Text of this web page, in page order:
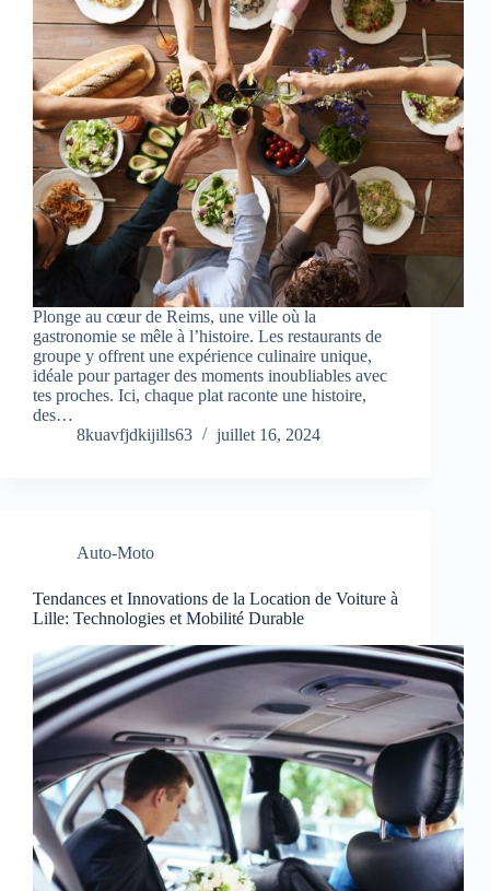
Plonge au cœur de Reims, une ville où la
gastronomie se mêle à l’histoire. Les restaurants de
groupe y offrent une expérience culinaire unique,
idéale pour partager des moments inoubliables avec
tes proches. Ici, chaque plat raconte une histoire,
des…
8kuavfjdkijills63
juillet 16, 2024
Auto-Moto
Tendances et Innovations de la Location de Voiture à
Lille: Technologies et Mobilité Durable